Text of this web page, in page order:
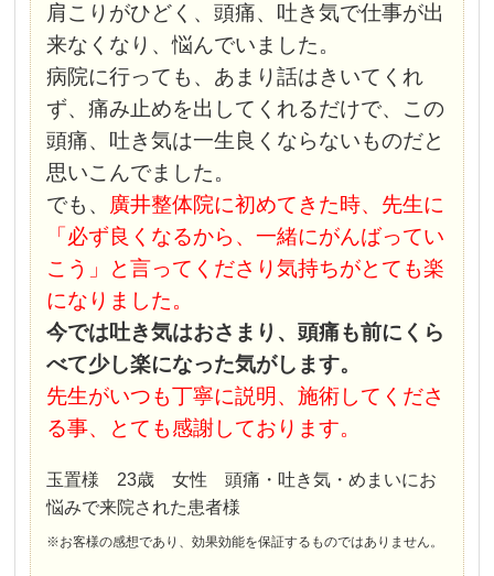
肩こりがひどく、頭痛、吐き気で仕事が出
来なくなり、悩んでいました。
病院に行っても、あまり話はきいてくれ
ず、痛み止めを出してくれるだけで、この
頭痛、吐き気は一生良くならないものだと
思いこんでました。
でも、 廣井整体院に初めてきた時、先生に
「必ず良くなるから、一緒にがんばってい
こう」と言ってくださり気持ちがとても楽
になりました。
今では吐き気はおさまり、頭痛も前にくら
べて少し楽になった気がします。
先生がいつも丁寧に説明、施術してくださ
る事、とても感謝しております。
玉置様 23歳 女性 頭痛・吐き気・めまいにお
悩みで来院された患者様
※お客様の感想であり、効果効能を保証するものではありません。